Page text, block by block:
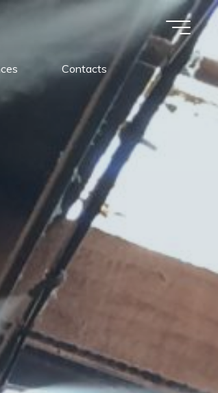
Contacts